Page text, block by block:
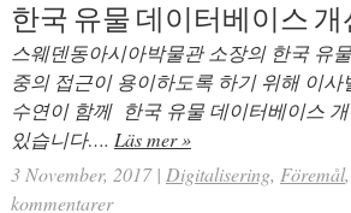
한국 유물 데이터베이스 개
스웨덴동아시아박물관 소장의 한국 유
중의 접근이 용이하도록 하기 위해 이사
수연이 함께 한국 유물 데이터베이스
있습니다…. Läs mer »
3 November, 2017 | Digitalisering, Föremål,
kommentarer